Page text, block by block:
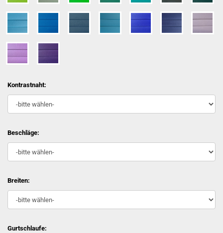
Kontrastnaht:
Beschläge:
Breiten:
Gurtschlaufe: